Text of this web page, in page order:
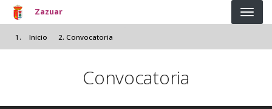
Pasar al contenido principal
Zazuar
Inicio Convocatoria
Convocatoria